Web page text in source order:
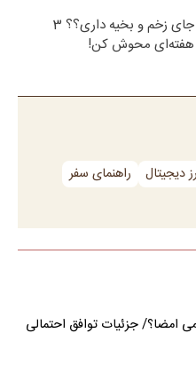
جای زخم و بخیه داری؟؟ 3
هفته‌ای محوش کن!
دیجیتال
راهنمای سفر
امضا؟/ جزئیات توافق احتمالی